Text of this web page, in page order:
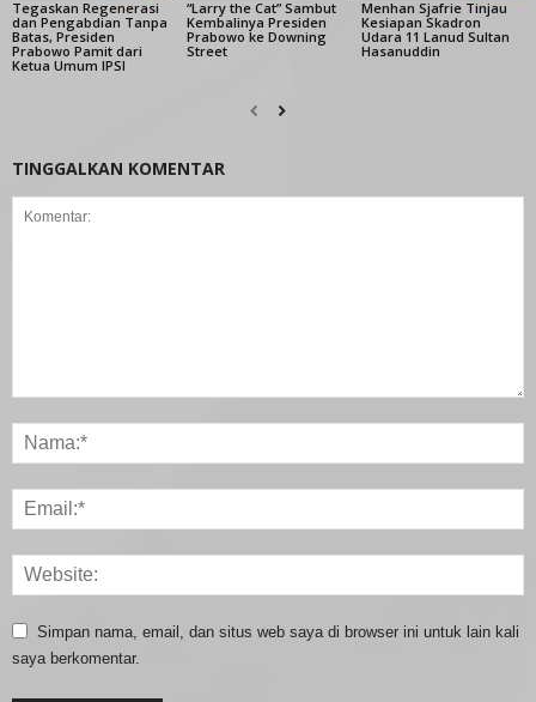
Tegaskan Regenerasi
dan Pengabdian Tanpa
Batas, Presiden
Prabowo Pamit dari
Ketua Umum IPSI
“Larry the Cat” Sambut
Kembalinya Presiden
Prabowo ke Downing
Street
Menhan Sjafrie Tinjau
Kesiapan Skadron
Udara 11 Lanud Sultan
Hasanuddin
TINGGALKAN KOMENTAR
Simpan nama, email, dan situs web saya di browser ini untuk lain kali
saya berkomentar.